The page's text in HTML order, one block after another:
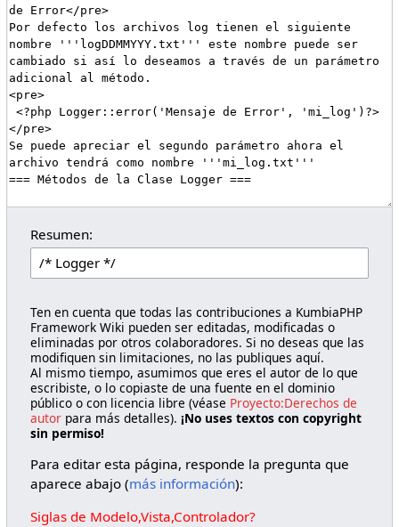
Resumen:
Ten en cuenta que todas las contribuciones a KumbiaPHP
Framework Wiki pueden ser editadas, modificadas o
eliminadas por otros colaboradores. Si no deseas que las
modifiquen sin limitaciones, no las publiques aquí.
Al mismo tiempo, asumimos que eres el autor de lo que
escribiste, o lo copiaste de una fuente en el dominio
público o con licencia libre (véase Proyecto:Derechos de
autor para más detalles).¡No uses textos con copyright
sin permiso!
Para editar esta página, responde la pregunta que
aparece abajo (más información):
Siglas de Modelo,Vista,Controlador?